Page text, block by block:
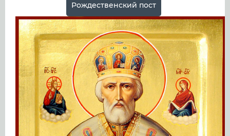
Рождественский пост